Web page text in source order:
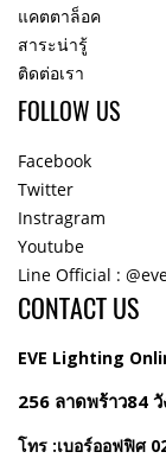
แคตตาล็อค
สาระน่ารู้
ติดต่อเรา
FOLLOW US
Facebook
Twitter
Instragram
Youtube
Line Official :
CONTACT US
EVE Lighting
256 ลาดพร้าว84
โทร :เบอร์ออฟฟิศ